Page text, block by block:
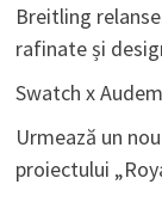
Breitling
rafinate și
Swatch x
Urmează un
proiectului